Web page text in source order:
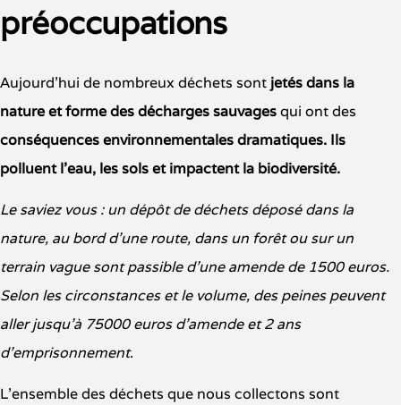
préoccupations
Aujourd’hui de nombreux déchets sont jetés dans la
nature et forme des décharges sauvagesqui ont des
conséquences environnementales dramatiques. Ils
polluent l’eau, les sols et impactent la biodiversité.
Le saviez vous : un dépôt de déchets déposé dans la
nature, au bord d’une route, dans un forêt ou sur un
terrain vague sont passible d’une amende de 1500 euros.
Selon les circonstances et le volume, des peines peuvent
aller jusqu’à 75000 euros d’amende et 2 ans
d’emprisonnement.
L’ensemble des déchets que nous collectons sont